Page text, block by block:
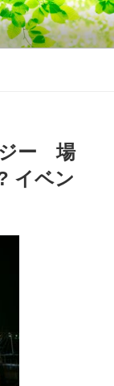
ジー 場
イベン